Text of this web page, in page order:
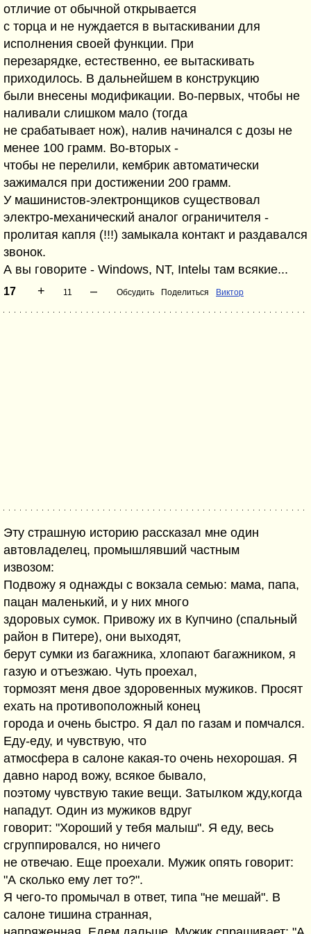
отличие от обычной открывается
с торца и не нуждается в вытаскивании для
исполнения своей функции. При
перезарядке, естественно, ее вытаскивать
приходилось. В дальнейшем в конструкцию
были внесены модификации. Во-первых, чтобы не
наливали слишком мало (тогда
не срабатывает нож), налив начинался с дозы не
менее 100 грамм. Во-вторых -
чтобы не перелили, кембрик автоматически
зажимался при достижении 200 грамм.
У машинистов-электронщиков существовал
электро-механический аналог ограничителя -
пролитая капля (!!!) замыкала контакт и раздавался
звонок.
А вы говорите - Windows, NT, Intelы там всякие...
17 + 11 – Обсудить Поделиться Виктор
Эту страшную историю рассказал мне один
автовладелец, промышлявший частным
извозом:
Подвожу я однажды с вокзала семью: мама, папа,
пацан маленький, и у них много
здоровых сумок. Привожу их в Купчино (спальный
район в Питере), они выходят,
берут сумки из багажника, хлопают багажником, я
газую и отъезжаю. Чуть проехал,
тормозят меня двое здоровенных мужиков. Просят
ехать на противоположный конец
города и очень быстро. Я дал по газам и помчался.
Еду-еду, и чувствую, что
атмосфера в салоне какая-то очень нехорошая. Я
давно народ вожу, всякое бывало,
поэтому чувствую такие вещи. Затылком жду,когда
нападут. Один из мужиков вдруг
говорит: "Хороший у тебя малыш". Я еду, весь
сгруппировался, но ничего
не отвечаю. Еще проехали. Мужик опять говорит:
"А сколько ему лет то?".
Я чего-то промычал в ответ, типа "не мешай". В
салоне тишина странная,